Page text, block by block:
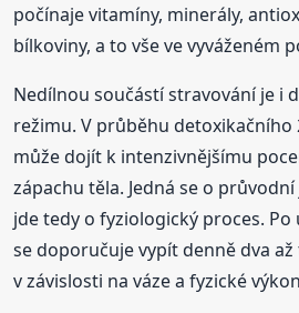
počínaje vitamíny, minerály,
bílkoviny, a to vše ve vyváženém
Nedílnou součástí stravování je i
režimu. V průběhu detoxikačního
může dojít k intenzivnějšímu
zápachu těla. Jedná se o
jde tedy o fyziologický proces.
se doporučuje vypít denně dva
v závislosti na váze a fyzické